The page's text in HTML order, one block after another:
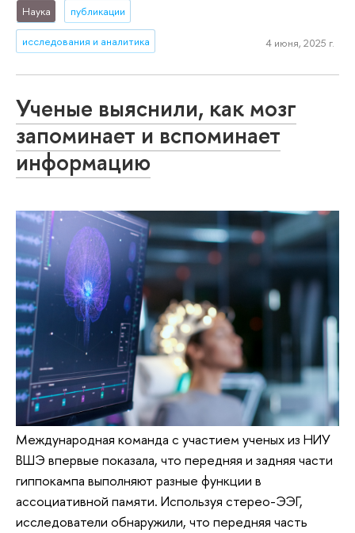
Наука публикации
исследования и аналитика 4 июня, 2025 г.
Ученые выяснили, как мозг
запоминает и вспоминает
информацию
Международная команда с участием ученых из НИУ
ВШЭ впервые показала, что передняя и задняя части
гиппокампа выполняют разные функции в
ассоциативной памяти. Используя стерео-ЭЭГ,
исследователи обнаружили, что передняя часть